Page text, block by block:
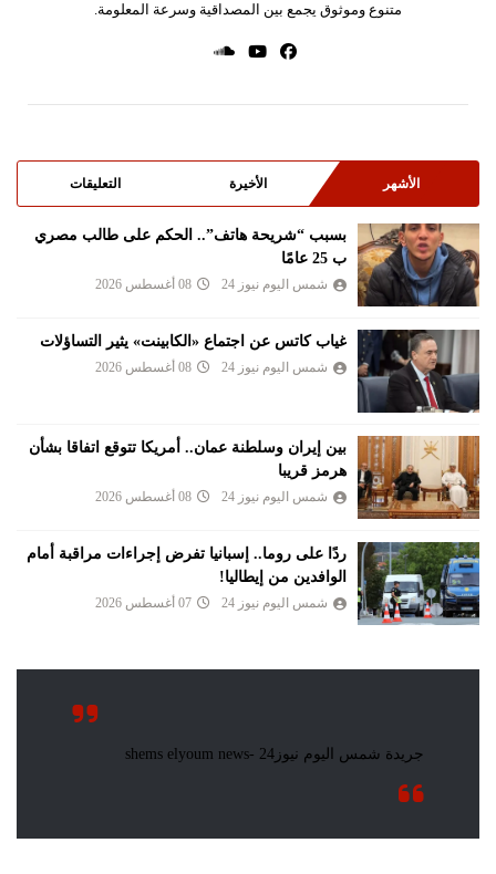
متنوع وموثوق يجمع بين المصداقية وسرعة المعلومة.
الأشهر الأخيرة التعليقات
بسبب “شريحة هاتف”.. الحكم على طالب مصري
ب 25 عامًا
شمس اليوم نيوز 24 08 أغسطس 2026
غياب كاتس عن اجتماع «الكابينت» يثير التساؤلات
شمس اليوم نيوز 24 08 أغسطس 2026
بين إيران وسلطنة عمان.. أمريكا تتوقع اتفاقا بشأن
هرمز قريبا
شمس اليوم نيوز 24 08 أغسطس 2026
ردًا على روما.. إسبانيا تفرض إجراءات مراقبة أمام
الوافدين من إيطاليا!
شمس اليوم نيوز 24 07 أغسطس 2026